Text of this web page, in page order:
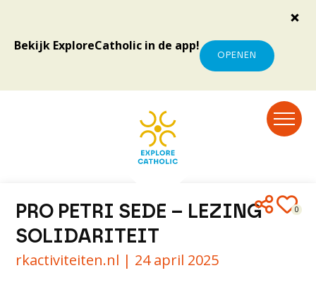
Bekijk ExploreCatholic in de app!
OPENEN
0
PRO PETRI SEDE – LEZING
SOLIDARITEIT
rkactiviteiten.nl | 24 april 2025